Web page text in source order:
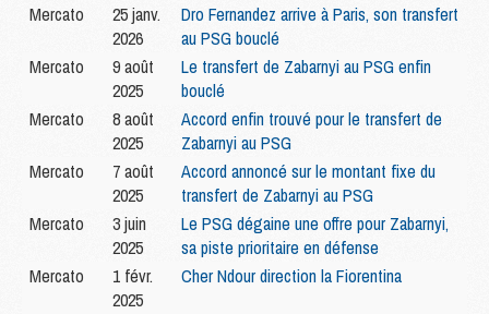
Mercato
25 janv.
2026
Dro Fernandez arrive à Paris, son transfert
au PSG bouclé
Mercato
9 août
2025
Le transfert de Zabarnyi au PSG enfin
bouclé
Mercato
8 août
2025
Accord enfin trouvé pour le transfert de
Zabarnyi au PSG
Mercato
7 août
2025
Accord annoncé sur le montant fixe du
transfert de Zabarnyi au PSG
Mercato
3 juin
2025
Le PSG dégaine une offre pour Zabarnyi,
sa piste prioritaire en défense
Mercato
1 févr.
2025
Cher Ndour direction la Fiorentina